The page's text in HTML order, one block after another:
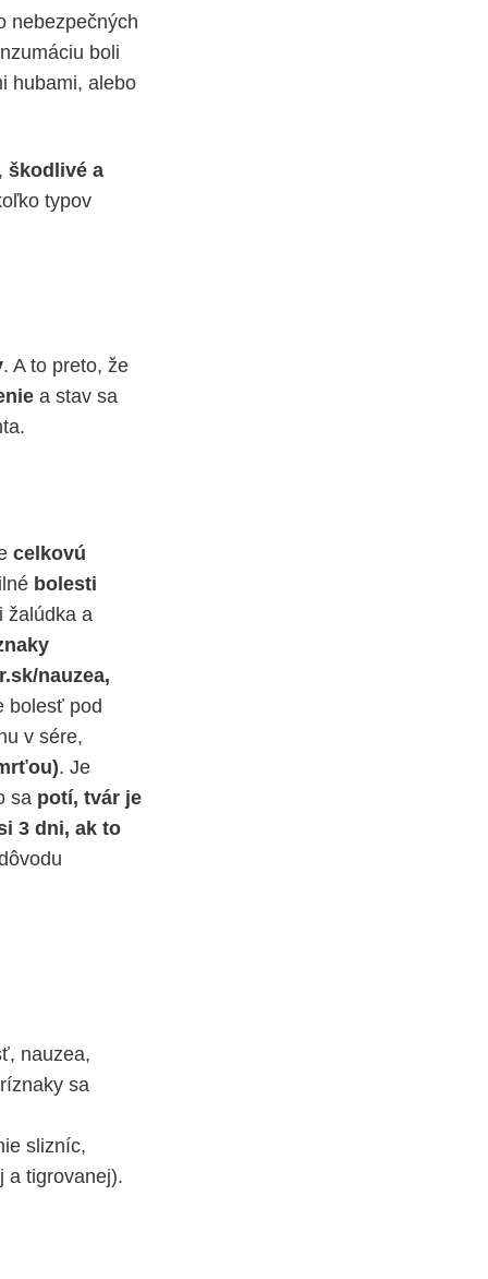
nebezpečných
boli
hubami, alebo
škodlivé a
typov
. A to preto, že
a stav sa
celkovú
bolesti
žalúdka a
nauzea,
bolesť pod
v sére,
. Je
sa potí, tvár je
3 dni, ak to
nauzea,
sa
slizníc,
a tigrovanej).